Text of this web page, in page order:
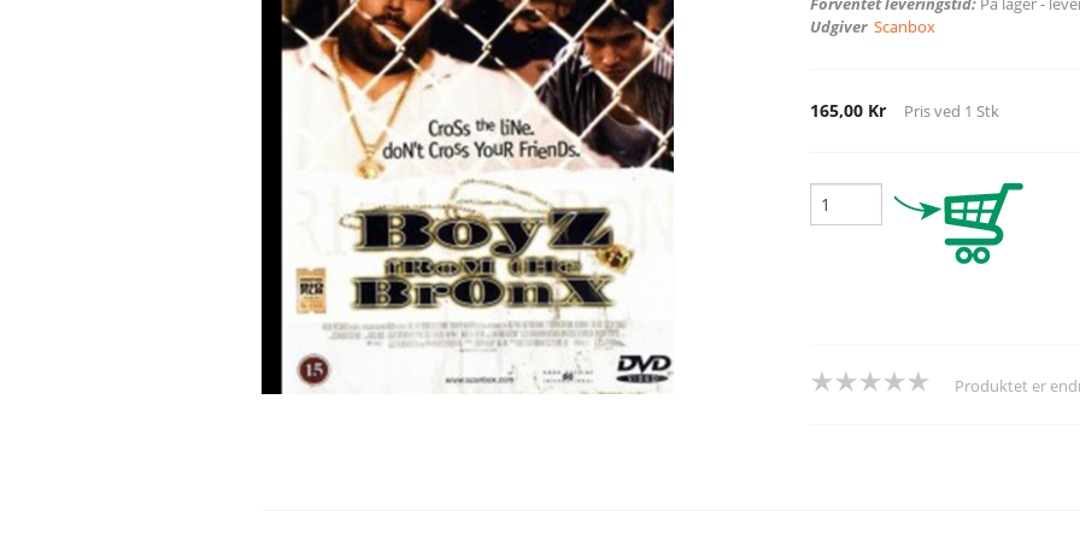
Udgiver Scanbox
165,00 Kr Pris ved 1 Stk
Produktet er